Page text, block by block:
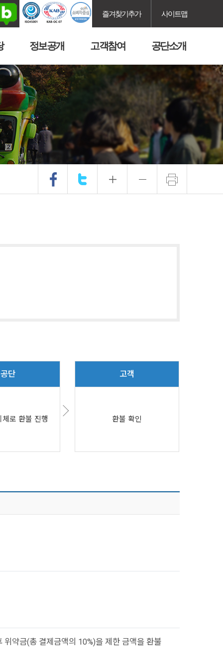
즐겨찾기추가 사이트맵
정보공개 고객참여 공단소개
공단
체로 환불 진행
고객
환불 확인
약금(총 결제금액의 10%)을 제한 금액을 환불